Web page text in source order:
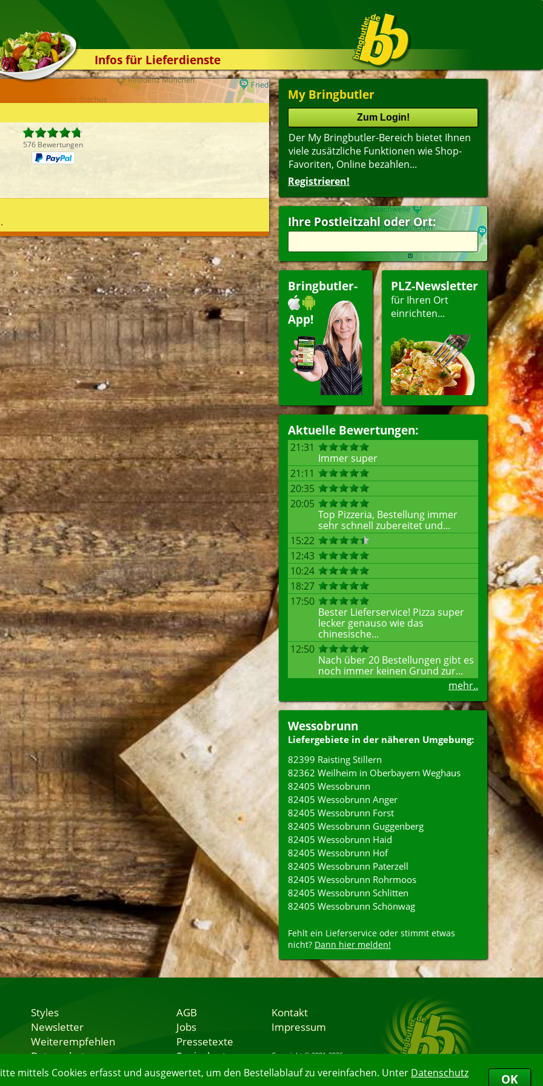
mittels Cookies erfasst und ausgewertet, um den Bestellablauf zu vereinfachen. Unter Datenschutz
OK
Infos für Lieferdienste
Kassensystem
Zuverlässigkeit
Styles
Kontakt
My Bringbutler
Der My Bringbutler-Bereich bietet Ihnen
viele zusätzliche Funktionen wie Shop-
Favoriten, Online bezahlen...
Registrieren!
Ihre Postleitzahl oder Ort:
Bringbutler-
App!
PLZ-Newsletter
für Ihren Ort
einrichten...
Aktuelle Bewertungen:
21:31
Immer super
21:11
20:35
20:05
Top Pizzeria, Bestellung immer
sehr schnell zubereitet und...
15:22
12:43
10:24
18:27
17:50
Bester Lieferservice! Pizza super
lecker genauso wie das
chinesische...
12:50
Nach über 20 Bestellungen gibt es
noch immer keinen Grund zur...
mehr..
Wessobrunn
Liefergebiete in der näheren Umgebung:
82399 Raisting Stillern
82362 Weilheim in Oberbayern Weghaus
82405 Wessobrunn
82405 Wessobrunn Anger
82405 Wessobrunn Forst
82405 Wessobrunn Guggenberg
82405 Wessobrunn Haid
82405 Wessobrunn Hof
82405 Wessobrunn Paterzell
82405 Wessobrunn Rohrmoos
82405 Wessobrunn Schlitten
82405 Wessobrunn Schönwag
Fehlt ein Lieferservice oder stimmt etwas
nicht? Dann hier melden!
576 Bewertungen
Styles
Newsletter
Weiterempfehlen
Datenschutz
Nutzungsbedingungen
AGB
Jobs
Pressetexte
Speisekarten
Lieferservice
Kontakt
Impressum
Copyright © 2001-2026
07.08.2026 10:50:43